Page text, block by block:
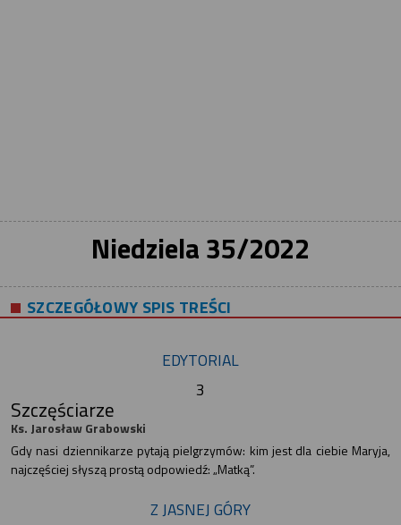
Niedziela 35/2022
SZCZEGÓŁOWY SPIS TREŚCI
EDYTORIAL
3
Szczęściarze
Ks. Jarosław Grabowski
Gdy nasi dziennikarze pytają pielgrzymów: kim jest dla ciebie Maryja,
najczęściej słyszą prostą odpowiedź: „Matką”.
Z JASNEJ GÓRY